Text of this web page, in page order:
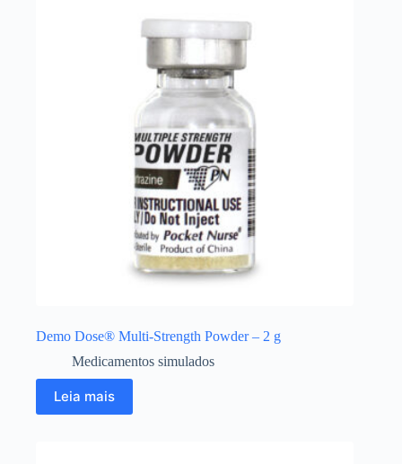
Demo Dose® Multi-Strength Powder – 2 g
Medicamentos simulados
Leia mais